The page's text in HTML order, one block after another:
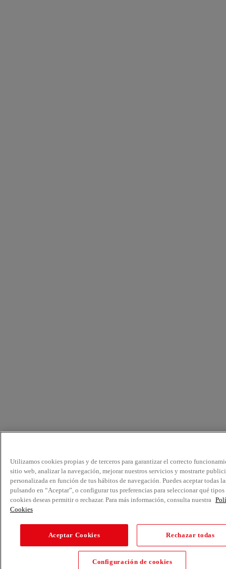
Utilizamos cookies propias y de terceros para garantizar el correcto
sitio web, analizar la navegación, mejorar nuestros servicios y mostrarte
personalizada en función de tus hábitos de navegación. Puedes aceptar todas
pulsando en “Aceptar”, o configurar tus preferencias para seleccionar qué tipos
cookies deseas permitir o rechazar. Para más información, consulta nuestra
Cookies
Aceptar Cookies Rechazar todas
Configuración de cookies